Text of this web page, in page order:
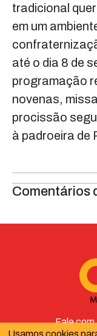
tradicional
em um
até o dia 8 de
programação
novenas,
procissão
à padroeira de
Comentários
Fale
Usamos cookies